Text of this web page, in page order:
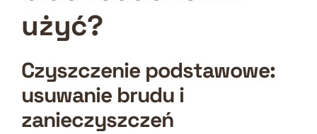
użyć?
Czyszczenie podstawowe:
usuwanie brudu i
zanieczyszczeń